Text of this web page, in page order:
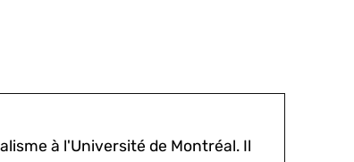
à l'Université de Montréal. Il